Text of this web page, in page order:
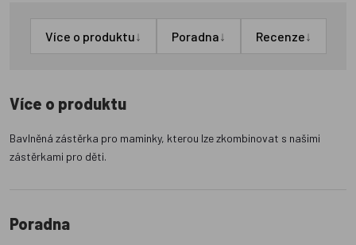
Více o produktu↓ Poradna↓ Recenze↓
Více o produktu
Bavlněná zástěrka pro maminky, kterou lze zkombinovat s našimi
zástěrkami pro děti.
Poradna